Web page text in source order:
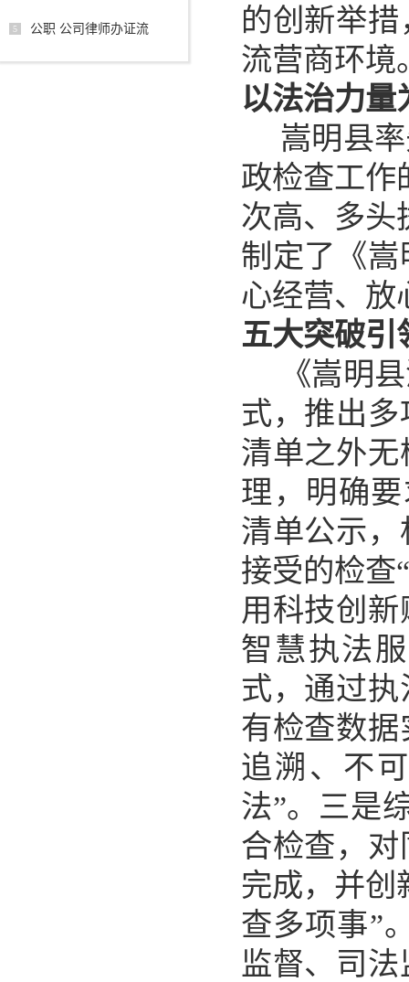
5 公职 公司律师办证流
的创新举
流营商环境
以法治力量
嵩明县
政检查工作
次高、多头
制定了《
心经营、放
五大突破引
《嵩明
式，推出
清单之外无
理，明确
清单公示
接受的检查
用科技创
智慧执法
式，通过
有检查数
追溯、不
法”。 三是
合检查，
完成，并创
查多项事”
监督、司